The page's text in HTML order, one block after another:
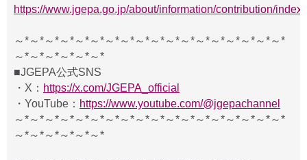
https://www.jgepa.go.jp/about/information/contribution/
～*～*～*～*～*～*～*～*～*～*～*～*～*～*～*～*～*～*
～*～*～*～*～*～*
■JGEPA公式SNS
・X： https://x.com/JGEPA_official
・YouTube： https://www.youtube.com/@jgepachannel
～*～*～*～*～*～*～*～*～*～*～*～*～*～*～*～*～*～*
～*～*～*～*～*～*